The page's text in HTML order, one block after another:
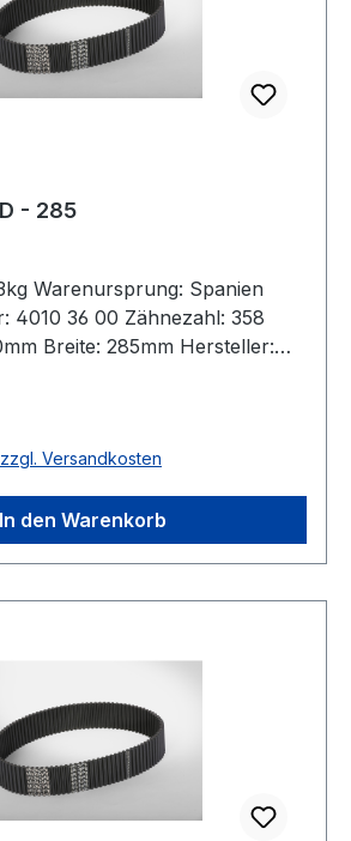
- 285
Warenursprung: Spanien
4010 36 00 Zähnezahl: 358
Breite: 285mm Hersteller:
Versandkosten
In den Warenkorb